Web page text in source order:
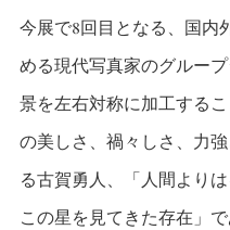
今展で8回目となる、国内
める現代写真家のグルー
景を左右対称に加工する
の美しさ、禍々しさ、力
る古賀勇人、「人間より
この星を見てきた存在」